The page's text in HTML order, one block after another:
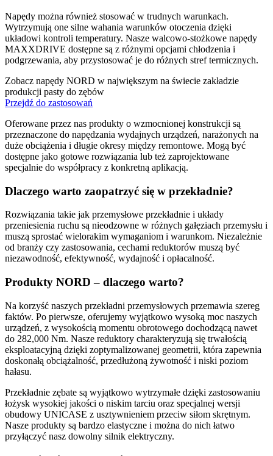
Napędy można również stosować w trudnych warunkach.
Wytrzymują one silne wahania warunków otoczenia dzięki
układowi kontroli temperatury. Nasze walcowo-stożkowe napędy
MAXXDRIVE dostępne są z różnymi opcjami chłodzenia i
podgrzewania, aby przystosować je do różnych stref termicznych.
Zobacz napędy NORD w największym na świecie zakładzie
produkcji pasty do zębów
Przejdź do zastosowań
Oferowane przez nas produkty o wzmocnionej konstrukcji są
przeznaczone do napędzania wydajnych urządzeń, narażonych na
duże obciążenia i długie okresy między remontowe. Mogą być
dostępne jako gotowe rozwiązania lub też zaprojektowane
specjalnie do współpracy z konkretną aplikacją.
Dlaczego warto zaopatrzyć się w przekładnie?
Rozwiązania takie jak przemysłowe przekładnie i układy
przeniesienia ruchu są nieodzowne w różnych gałęziach przemysłu i
muszą sprostać wielorakim wymaganiom i warunkom. Niezależnie
od branży czy zastosowania, cechami reduktorów muszą być
niezawodność, efektywność, wydajność i opłacalność.
Produkty NORD – dlaczego warto?
Na korzyść naszych przekładni przemysłowych przemawia szereg
faktów. Po pierwsze, oferujemy wyjątkowo wysoką moc naszych
urządzeń, z wysokością momentu obrotowego dochodzącą nawet
do 282,000 Nm. Nasze reduktory charakteryzują się trwałością
eksploatacyjną dzięki zoptymalizowanej geometrii, która zapewnia
doskonałą obciążalność, przedłużoną żywotność i niski poziom
hałasu.
Przekładnie zębate są wyjątkowo wytrzymałe dzięki zastosowaniu
łożysk wysokiej jakości o niskim tarciu oraz specjalnej wersji
obudowy UNICASE z usztywnieniem przeciw siłom skrętnym.
Nasze produkty są bardzo elastyczne i można do nich łatwo
przyłączyć nasz dowolny silnik elektryczny.